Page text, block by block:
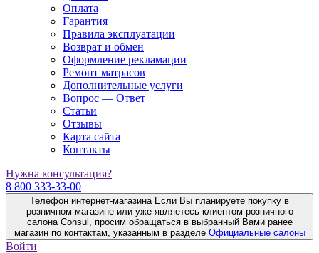
Оплата
Гарантия
Правила эксплуатации
Возврат и обмен
Оформление рекламации
Ремонт матрасов
Дополнительные услуги
Вопрос — Ответ
Статьи
Отзывы
Карта сайта
Контакты
Нужна консультация?
8 800 333-33-00
Телефон интернет-магазина Если Вы планируете покупку в
розничном магазине или уже являетесь клиентом розничного
салона Consul, просим обращаться в выбранный Вами ранее
магазин по контактам, указанным в разделе Официальные салоны
Войти